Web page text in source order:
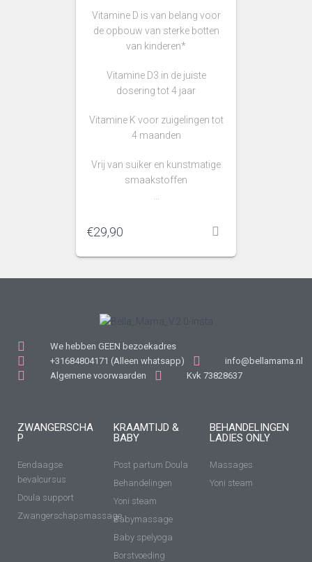
Vitamine D is van belang voor
de opbouw van sterke botten
van kinderen*
Vitamine D3 in de juiste
dosering tot 4 jaar
Vitamine K voor zuigelingen tot
4 maanden
Vrij van suiker en kunstmatige
smaakstoffen
€29,90
We hebben GEEN bezoekadres
+31684804171 (Alleen whatsapp)
info@bellamama.nl
Algemene voorwaarden
Kvk 73828637
ZWANGERSCHA
P
Eendaagse
bevalcursus
Doula support
Zwangerschapsmassage
KRAAMTIJD &
BABY
Post partum Doula
Behandelingen
Yoni steam
Babymassage
Baby spelyoga
Borstvoeding
BEHANDELINGEN
LADIES ONLY
Massages
Yoni steam